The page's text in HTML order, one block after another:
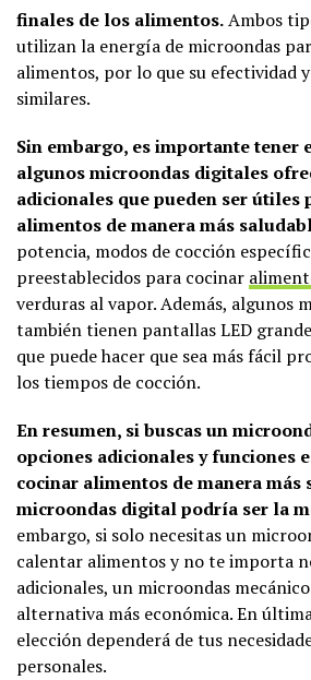
finales de los alimentos.Ambos
utilizan la energía de microondas
alimentos, por lo que su efectividad
similares.
Sin embargo, es importante tener
algunos microondas digitales
adicionales que pueden ser útiles
alimentos de manera más
potencia, modos de cocción
preestablecidos para cocinar
verduras al vapor. Además, algunos
también tienen pantallas LED
que puede hacer que sea más fácil
los tiempos de cocción.
En resumen, si buscas un
opciones adicionales y funciones
cocinar alimentos de manera más
microondas digital podría ser la
embargo, si solo necesitas un
calentar alimentos y no te importa
adicionales, un microondas
alternativa más económica. En
elección dependerá de tus
personales.